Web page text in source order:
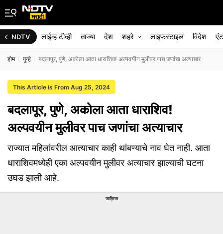
NDTV लाईव्ह टीव्ही ताज्या देश शहरे लाइफस्टाइल विदेश
होम गुन्हे बदलापूर, पुणे, अकोला आता धाराशिव! अल्पवयीन मुलीवर पाच जणांचा अत्याचार
This Article is From Aug 25, 2024
बदलापूर, पुणे, अकोला आता धाराशिव!
अल्पवयीन मुलीवर पाच जणांचा अत्याचार
राज्यात महिलांवरील आत्याचार काही थांबण्याचे नाव घेत नाही. आता
धाराशिवमध्येही एका अल्पवयीन मुलीवर अत्याचार झाल्याची घटना
उघड झाली आहे.
जाहिरात